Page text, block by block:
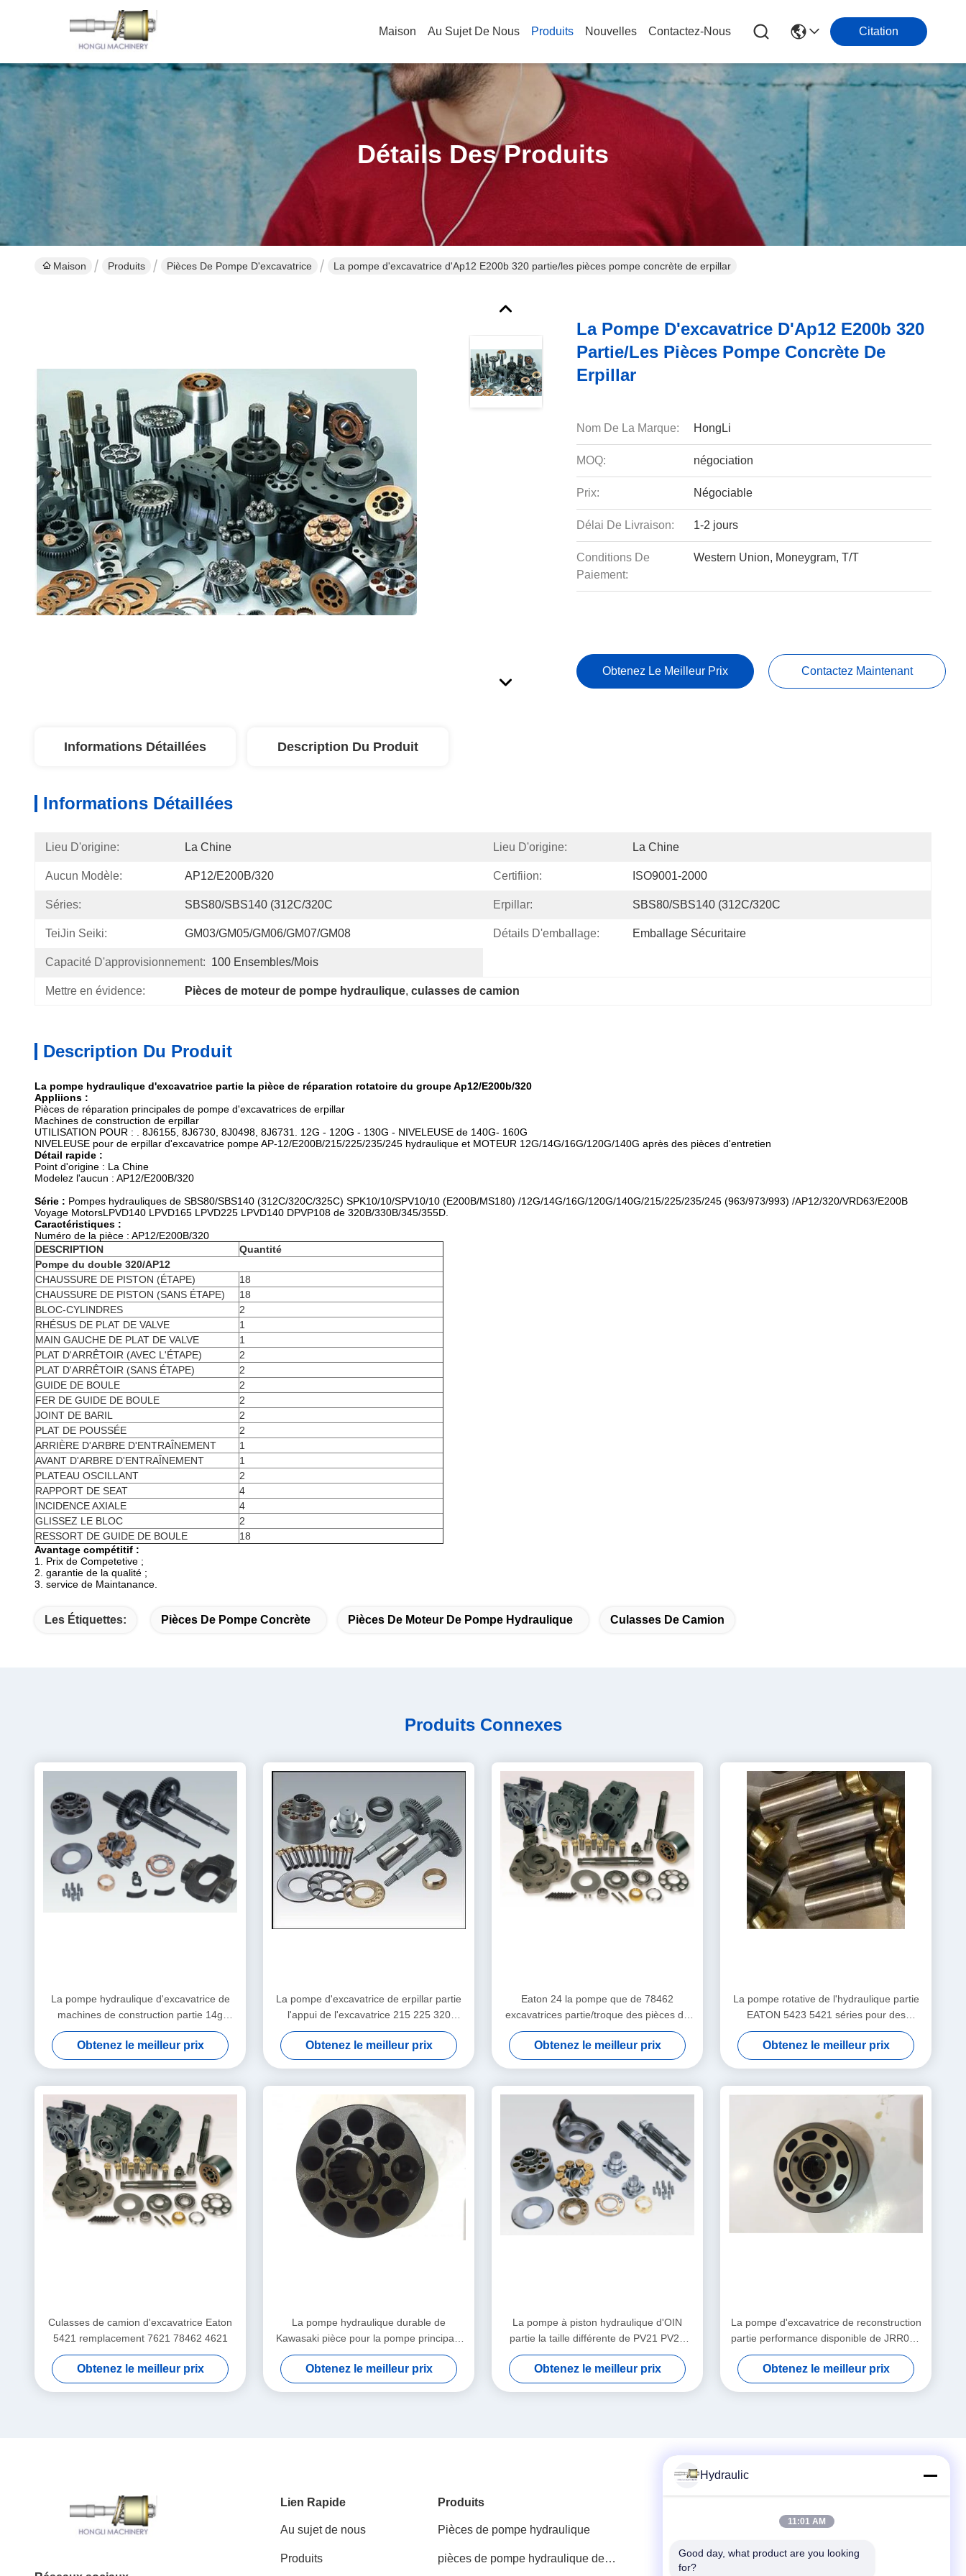
Maison Au Sujet De Nous Produits Nouvelles Contactez-Nous Citation
Détails Des Produits
Maison Produits Pièces De Pompe D'excavatrice La pompe d'excavatrice d'Ap12 E200b 320 partie/les pièces pompe concrète de erpillar
La Pompe D'excavatrice D'Ap12 E200b 320
Partie/les Pièces Pompe Concrète De
Erpillar
Nom De La Marque: HongLi
MOQ: négociation
Prix: Négociable
Délai De Livraison: 1-2 jours
Conditions De
Paiement:
Western Union, Moneygram, T/T
Obtenez Le Meilleur Prix Contactez Maintenant
Informations Détaillées Description Du Produit
Informations Détaillées
Lieu D'origine: La Chine Lieu D'origine: La Chine
Aucun Modèle: AP12/E200B/320 Certifiion: ISO9001-2000
Séries: SBS80/SBS140 (312C/320C Erpillar: SBS80/SBS140 (312C/320C
TeiJin Seiki: GM03/GM05/GM06/GM07/GM08 Détails D'emballage: Emballage Sécuritaire
Capacité D'approvisionnement: 100 Ensembles/mois
Mettre en évidence: Pièces de moteur de pompe hydraulique, culasses de camion
Description Du Produit
La pompe hydraulique d'excavatrice partie la pièce de réparation rotatoire du groupe Ap12/E200b/320
Appliions :
Pièces de réparation principales de pompe d'excavatrices de erpillar
Machines de construction de erpillar
UTILISATION POUR : . 8J6155, 8J6730, 8J0498, 8J6731. 12G - 120G - 130G - NIVELEUSE de 140G- 160G
NIVELEUSE pour de erpillar d'excavatrice pompe AP-12/E200B/215/225/235/245 hydraulique et MOTEUR 12G/14G/16G/120G/140G après des pièces d'entretien
Détail rapide :
Point d'origine : La Chine
Modelez l'aucun : AP12/E200B/320
Série : Pompes hydrauliques de SBS80/SBS140 (312C/320C/325C) SPK10/10/SPV10/10 (E200B/MS180) /12G/14G/16G/120G/140G/215/225/235/245 (963/973/993) /AP12/320/VRD63/E200B
Voyage MotorsLPVD140 LPVD165 LPVD225 LPVD140 DPVP108 de 320B/330B/345/355D.
Caractéristiques :
Numéro de la pièce : AP12/E200B/320
DESCRIPTION
Quantité
Pompe du double 320/AP12
CHAUSSURE DE PISTON (ÉTAPE)
18
CHAUSSURE DE PISTON (SANS ÉTAPE)
18
BLOC-CYLINDRES
2
RHÉSUS DE PLAT DE VALVE
1
MAIN GAUCHE DE PLAT DE VALVE
1
PLAT D'ARRÊTOIR (AVEC L'ÉTAPE)
2
PLAT D'ARRÊTOIR (SANS ÉTAPE)
2
GUIDE DE BOULE
2
FER DE GUIDE DE BOULE
2
JOINT DE BARIL
2
PLAT DE POUSSÉE
2
ARRIÈRE D'ARBRE D'ENTRAÎNEMENT
1
AVANT D'ARBRE D'ENTRAÎNEMENT
1
PLATEAU OSCILLANT
2
RAPPORT DE SEAT
4
INCIDENCE AXIALE
4
GLISSEZ LE BLOC
2
RESSORT DE GUIDE DE BOULE
18
Avantage compétitif :
1. Prix de Competetive ;
2. garantie de la qualité ;
3. service de Maintanance.
Les Étiquettes: Pièces De Pompe Concrète Pièces De Moteur De Pompe Hydraulique Culasses De Camion
Produits Connexes
La pompe hydraulique d'excavatrice de
machines de construction partie 14g
4T2767
Obtenez le meilleur prix
La pompe d'excavatrice de erpillar partie
l'appui de l'excavatrice 215 225 320
d'Ap12 E200b
Obtenez le meilleur prix
Eaton 24 la pompe que de 78462
excavatrices partie/troque des pièces de
moteur de pompe hydraulique
Obtenez le meilleur prix
La pompe rotative de l'hydraulique partie
EATON 5423 5421 séries pour des
voitures de mélangeur concret
Obtenez le meilleur prix
Culasses de camion d'excavatrice Eaton
5421 remplacement 7621 78462 4621
Obtenez le meilleur prix
La pompe hydraulique durable de
Kawasaki pièce pour la pompe principale
ISO9001 de l'excavatrice 8T
Obtenez le meilleur prix
La pompe à piston hydraulique d'OIN
partie la taille différente de PV21 PV27
PV18 PV90R130
Obtenez le meilleur prix
La pompe d'excavatrice de reconstruction
partie performance disponible de JRR045
JRR075 JRR051B la haute
Obtenez le meilleur prix
Lien Rapide
Au sujet de nous
Produits
Produits
Pièces de pompe hydraulique
pièces de pompe hydraulique de
Téléphone :
86-139-12460468
Hydraulic
11:01 AM
Good day, what product are you looking
for?